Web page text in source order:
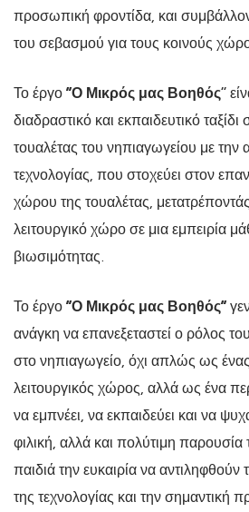
προσωπική φροντίδα, και
του σεβασμού για τους κοινούς
Το έργο“Ο Μικρός μας Βοηθός”
διαδραστικό και εκπαιδευτικό
τουαλέτας του νηπιαγωγείου με την
τεχνολογίας, που στοχεύει στον
χώρου της τουαλέτας,
λειτουργικό χώρο σε μια εμπειρία
βιωσιμότητας.
Το έργο“Ο Μικρός μας Βοηθός”
ανάγκη να επανεξεταστεί ο ρόλος
στο νηπιαγωγείο, όχι απλώς ως
λειτουργικός χώρος, αλλά ως ένα
να εμπνέει, να εκπαιδεύει και να
φιλική, αλλά και πολύτιμη παρουσία
παιδιά την ευκαιρία να
της τεχνολογίας και την σημαντική